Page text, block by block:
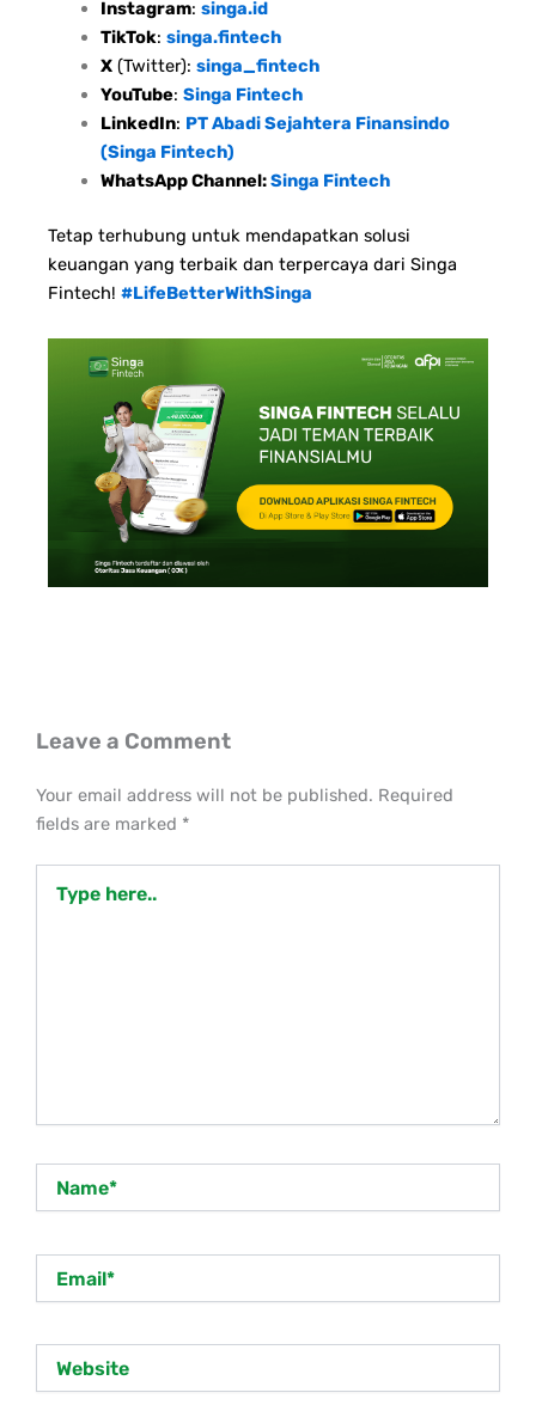
Instagram: singa.id
TikTok: singa.fintech
X(Twitter): singa_fintech
YouTube: Singa Fintech
LinkedIn: PT Abadi Sejahtera Finansindo
(Singa Fintech)
WhatsApp Channel:Singa Fintech
Tetap terhubung untuk mendapatkan solusi
keuangan yang terbaik dan terpercaya dari Singa
Fintech! #LifeBetterWithSinga
Leave a Comment
Your email address will not be published. Required
fields are marked *
here..